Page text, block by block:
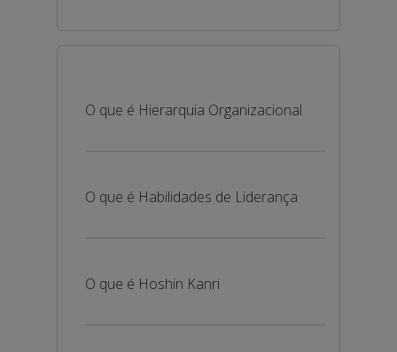
O que é Hierarquia Organizacional
O que é Habilidades de Liderança
O que é Hoshin Kanri